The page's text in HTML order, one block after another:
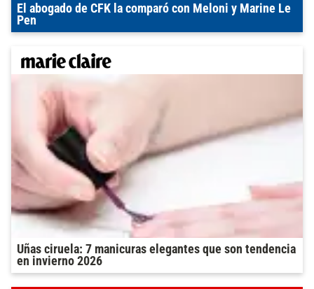
El abogado de CFK la comparó con Meloni y Marine Le
Pen
Uñas ciruela: 7 manicuras elegantes que son tendencia
en invierno 2026